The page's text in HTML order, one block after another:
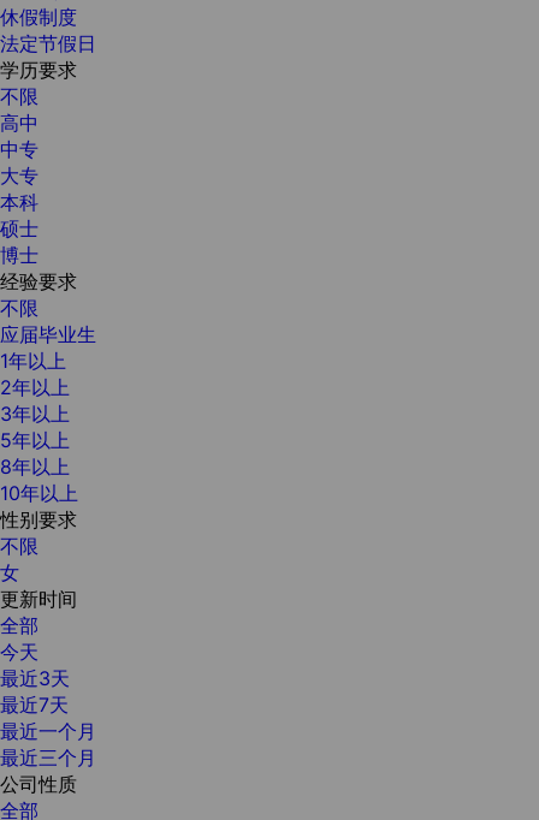
休假制度
法定节假日
学历要求
不限
高中
中专
大专
本科
硕士
博士
经验要求
不限
应届毕业生
1年以上
2年以上
3年以上
5年以上
8年以上
10年以上
性别要求
不限
女
更新时间
全部
今天
最近3天
最近7天
最近一个月
最近三个月
公司性质
全部